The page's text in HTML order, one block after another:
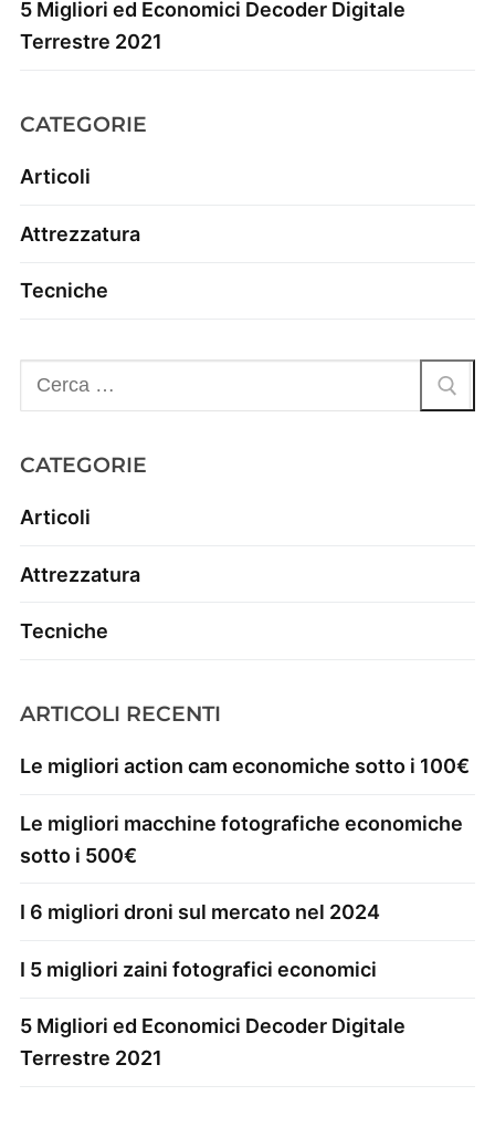
5 Migliori ed Economici Decoder Digitale
Terrestre 2021
CATEGORIE
Articoli
Attrezzatura
Tecniche
CATEGORIE
Articoli
Attrezzatura
Tecniche
ARTICOLI RECENTI
Le migliori action cam economiche sotto i 100€
Le migliori macchine fotografiche economiche
sotto i 500€
I 6 migliori droni sul mercato nel 2024
I 5 migliori zaini fotografici economici
5 Migliori ed Economici Decoder Digitale
Terrestre 2021